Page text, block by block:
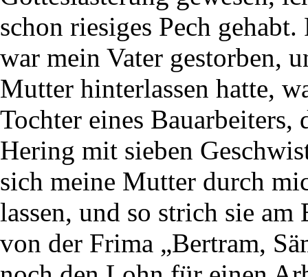
schon riesiges Pech
war mein Vater gestorben,
Mutter hinterlassen hatte,
Tochter eines Bauarbeiters,
Hering mit sieben
sich meine Mutter durch
lassen, und so strich sie am
von der Frima „Bertram,